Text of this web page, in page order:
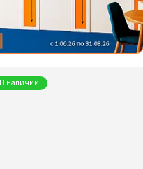
В наличии